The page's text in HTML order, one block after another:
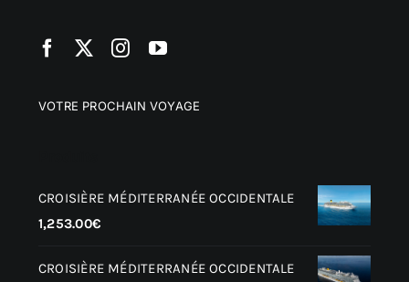
VOTRE PROCHAIN VOYAGE
CROISIÈRE MÉDITERRANÉE OCCIDENTALE
1,253.00€
CROISIÈRE MÉDITERRANÉE OCCIDENTALE